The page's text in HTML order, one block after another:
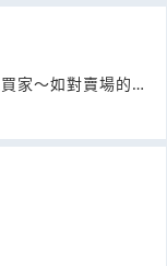
家～如對賣場的商